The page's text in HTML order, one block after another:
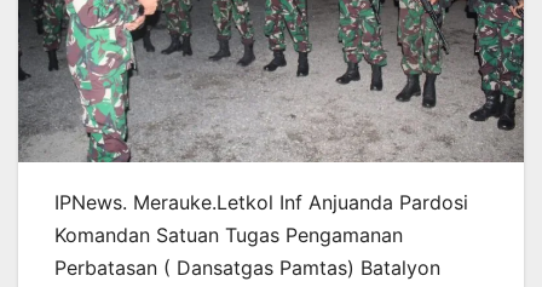
IPNews. Merauke.Letkol Inf Anjuanda Pardosi
Komandan Satuan Tugas Pengamanan
Perbatasan ( Dansatgas Pamtas) Batalyon